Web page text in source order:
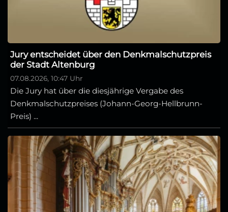
Jury entscheidet über den Denkmalschutzpreis
der Stadt Altenburg
07.08.2026, 10:47 Uhr
Die Jury hat über die diesjährige Vergabe des
Denkmalschutzpreises (Johann-Georg-Hellbrunn-
Preis) ...